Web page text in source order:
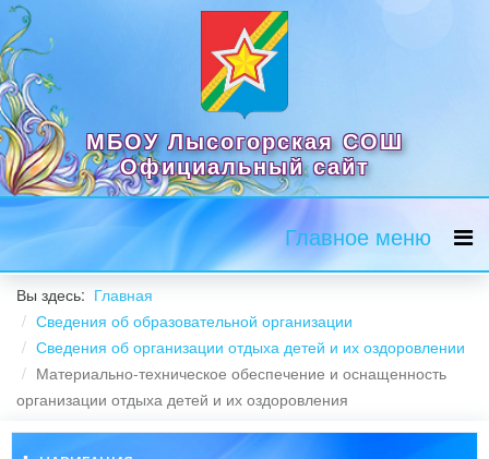
МБОУ Лысогорская СОШ
Официальный сайт
Главное меню
Вы здесь: Главная
Сведения об образовательной организации
Сведения об организации отдыха детей и их оздоровлении
Материально-техническое обеспечение и оснащенность
организации отдыха детей и их оздоровления